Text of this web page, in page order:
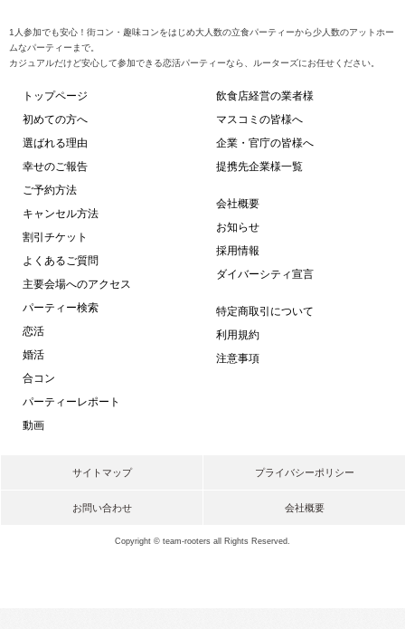
1人参加でも安心！街コン・趣味コンをはじめ大人数の立食パーティーから少人数のアットホー
ムなパーティーまで。
カジュアルだけど安心して参加できる恋活パーティーなら、ルーターズにお任せください。
トップページ
初めての方へ
選ばれる理由
幸せのご報告
ご予約方法
キャンセル方法
割引チケット
よくあるご質問
主要会場へのアクセス
パーティー検索
恋活
婚活
合コン
パーティーレポート
動画
飲食店経営の業者様
マスコミの皆様へ
企業・官庁の皆様へ
提携先企業様一覧
会社概要
お知らせ
採用情報
ダイバーシティ宣言
特定商取引について
利用規約
注意事項
サイトマップ プライバシーポリシー
お問い合わせ 会社概要
Copyright © team-rooters all Rights Reserved.